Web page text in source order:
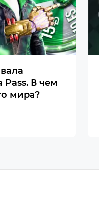
В чем
мира?